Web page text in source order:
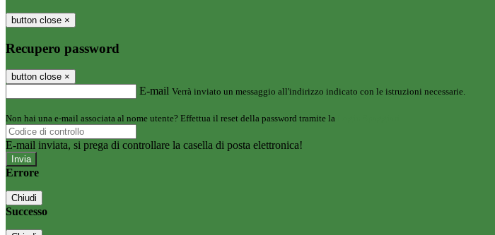
button close ×
Recupero password
button close ×
E-mail Verrà inviato un messaggio all'indirizzo indicato con le istruzioni necessarie.
Non hai una e-mail associata al nome utente? Effettua il reset della password tramite la
E-mail inviata, si prega di controllare la casella di posta elettronica!
Errore
Chiudi
Successo